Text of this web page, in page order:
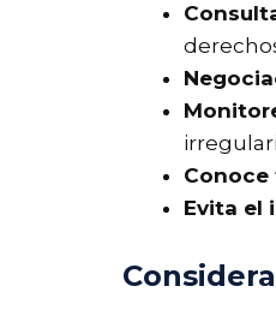
Conoce
Evita el